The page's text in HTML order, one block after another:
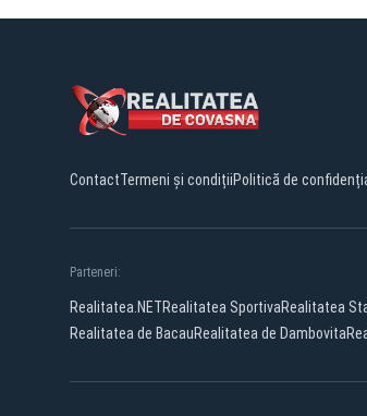
ContactTermeni și condițiiPolitică de
Parteneri:
Realitatea.NETRealitatea SportivaRealitatea
Realitatea de BacauRealitatea de Dambovita